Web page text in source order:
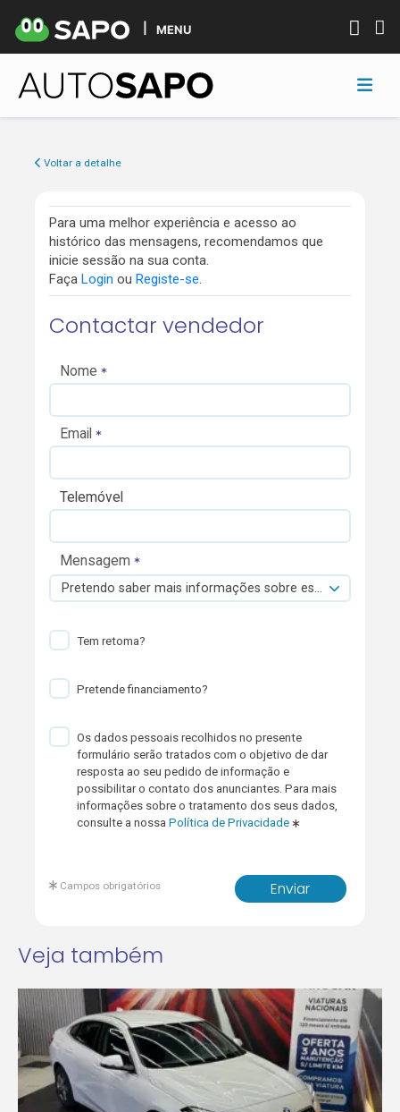
MENU
Voltar a detalhe
Para uma melhor experiência e acesso ao
histórico das mensagens, recomendamos que
inicie sessão na sua conta.
Faça Login ou Registe-se.
Contactar vendedor
Nome
Email
Telemóvel
Mensagem
Pretendo saber mais informações sobre esta viatura.
Tem retoma?
Pretende financiamento?
Os dados pessoais recolhidos no presente
formulário serão tratados com o objetivo de dar
resposta ao seu pedido de informação e
possibilitar o contato dos anunciantes. Para mais
informações sobre o tratamento dos seus dados,
consulte a nossaPolítica de Privacidade
Enviar
Campos obrigatórios
Veja também